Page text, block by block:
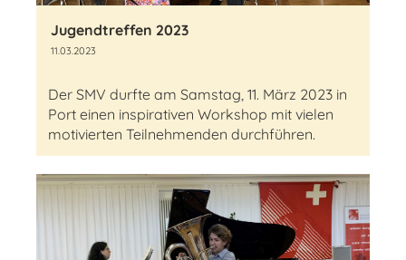
Jugendtreffen 2023
11.03.2023
Der SMV durfte am Samstag, 11. März 2023 in
Port einen inspirativen Workshop mit vielen
motivierten Teilnehmenden durchführen.